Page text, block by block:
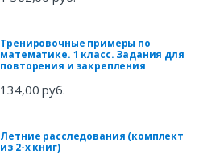
Тренировочные примеры по
математике. 1 класс. Задания для
повторения и закрепления
134,00 руб.
Летние расследования (комплект
из 2-х книг)